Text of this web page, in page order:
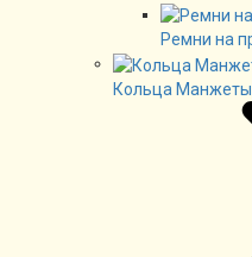
Ремни на
Кольца Манжеты